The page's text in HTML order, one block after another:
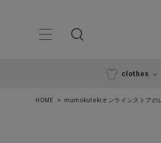
clothes
HOME mumokutekiオンラインストアの